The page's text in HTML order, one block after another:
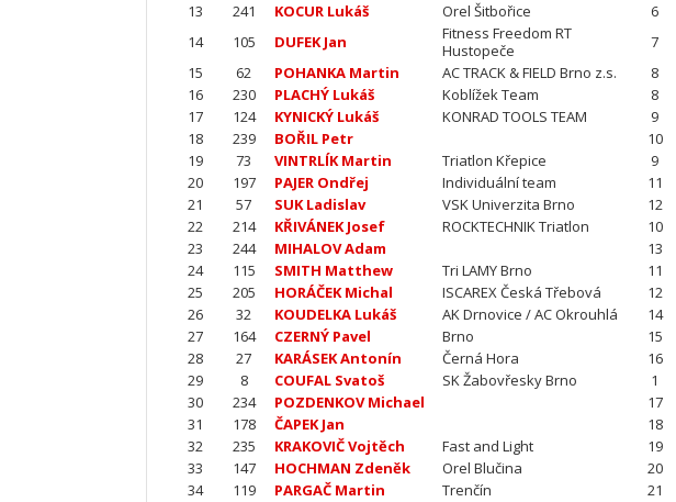
13
241 KOCUR Lukáš Orel Šitbořice 6
14
105 DUFEK Jan
Fitness Freedom RT
Hustopeče
7
15
62 POHANKA Martin AC TRACK & FIELD Brno z.s. 8
16
230 PLACHÝ Lukáš Koblížek Team 8
17
124 KYNICKÝ Lukáš KONRAD TOOLS TEAM 9
18
239 BOŘIL Petr 10
19
73 VINTRLÍK Martin Triatlon Křepice 9
20
197 PAJER Ondřej Individuální team 11
21
57 SUK Ladislav VSK Univerzita Brno 12
22
214 KŘIVÁNEK Josef ROCKTECHNIK Triatlon 10
23
244 MIHALOV Adam 13
24
115 SMITH Matthew Tri LAMY Brno 11
25
205 HORÁČEK Michal ISCAREX Česká Třebová 12
26
32 KOUDELKA Lukáš AK Drnovice / AC Okrouhlá 14
27
164 CZERNÝ Pavel Brno 15
28
27 KARÁSEK Antonín Černá Hora 16
29
8 COUFAL Svatoš SK Žabovřesky Brno 1
30
234 POZDENKOV Michael 17
31
178 ČAPEK Jan 18
32
235 KRAKOVIČ Vojtěch Fast and Light 19
33
147 HOCHMAN Zdeněk Orel Blučina 20
34
119 PARGAČ Martin Trenčín 21